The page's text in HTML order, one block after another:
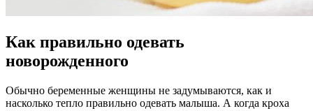
Как правильно одевать
новорожденного
Обычно беременные женщины не задумываются, как и
насколько тепло правильно одевать малыша. А когда кроха